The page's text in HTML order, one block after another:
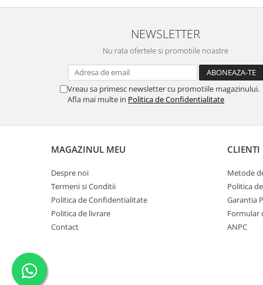
NEWSLETTER
Nu rata ofertele si promotiile noastre
Vreau sa primesc newsletter cu promotiile magazinului.
Afla mai multe in Politica de Confidentialitate
MAGAZINUL MEU
Despre noi
Termeni si Conditii
Politica de Confidentialitate
Politica de livrare
Contact
CLIENTI
Metode
Politica
Garantia
Formular
ANPC